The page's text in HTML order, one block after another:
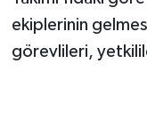
ekiplerinin
görevlileri,